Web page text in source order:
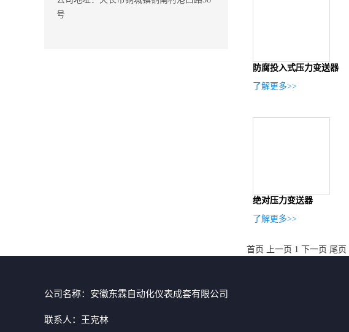
号
防腐投入式压力变送器
了解更多>>
绝对压力变送器
了解更多>>
首页 上一页 1 下一页 尾页
公司名称：安徽东霖自动化仪表成套有限公司
联系人：王克林